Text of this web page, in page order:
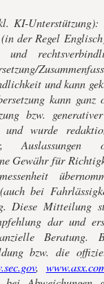
KI-Unterstützung):
der Regel
und kann
kann ganz
bzw.
wurde
Auslassungen
Gewähr für
bei
Diese Mitteilung
dar und
Beratung.
bzw. die
,